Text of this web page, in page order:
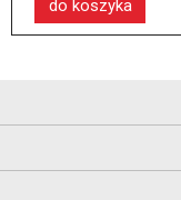
do koszyka